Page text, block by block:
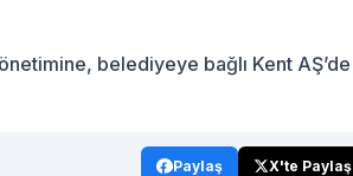
belediyeye bağlı Kent
Paylaş X'te Paylaş